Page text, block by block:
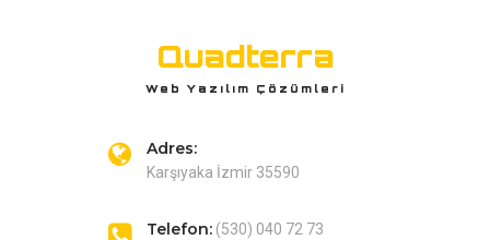
Quadterra
Web Yazılım Çözümleri
Adres:
Karşıyaka İzmir 35590
Telefon: (530) 040 72 73